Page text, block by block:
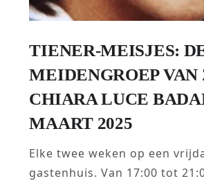
TIENER-MEISJES:
MEIDENGROEP
CHIARA LUCE
MAART 2025
Elke twee weken op een
gastenhuis. Van 17:00 tot